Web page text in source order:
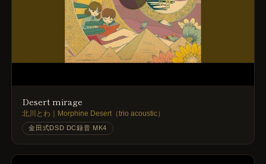
Desert mirage
北川とわ｜Morphine Desert（trio acoustic）
金田式DSD DC録音 MK4